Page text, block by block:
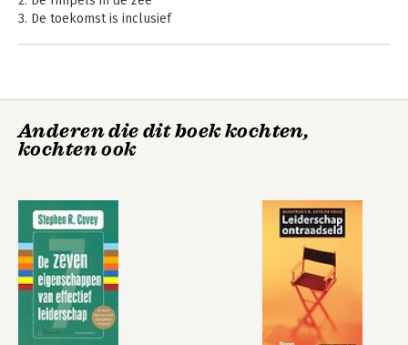
3. De toekomst is inclusief
8. De kracht van tribes
9. Get up, stand up!
12. De kracht van authenticiteit en verbinding
Epiloog
Go do's
Anderen die dit boek kochten,
kochten ook